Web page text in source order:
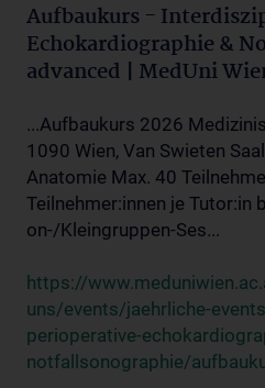
Aufbaukurs -
Echokardiographie &
advanced | MedUni
...Aufbaukurs 2026
1090 Wien, Van Swieten
Anatomie Max. 40
Teilnehmer:innen je Tutor:in
on-/Kleingruppen-Ses...
https://
uns/events/jaehrliche-
perioperative-
notfallsonographie/